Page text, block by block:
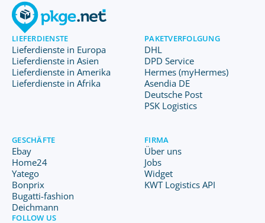
LIEFERDIENSTE
Lieferdienste in Europa
Lieferdienste in Asien
Lieferdienste in Amerika
Lieferdienste in Afrika
PAKETVERFOLGUNG
DHL
DPD Service
Hermes (myHermes)
Asendia DE
Deutsche Post
PSK Logistics
GESCHÄFTE
Ebay
Home24
Yatego
Bonprix
Bugatti-fashion
Deichmann
FIRMA
Über uns
Jobs
Widget
KWT Logistics API
FOLLOW US